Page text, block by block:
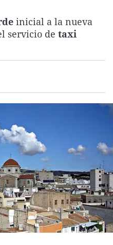
Gente viajera
Retornados
Operación Viuda
Galicia
Navarra
Televisión
inicial a la nueva
servicio de taxi